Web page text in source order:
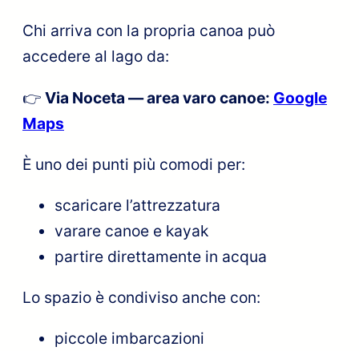
Chi arriva con la propria canoa può
accedere al lago da:
👉 Via Noceta — area varo canoe: Google
Maps
È uno dei punti più comodi per:
scaricare l’attrezzatura
varare canoe e kayak
partire direttamente in acqua
Lo spazio è condiviso anche con:
piccole imbarcazioni